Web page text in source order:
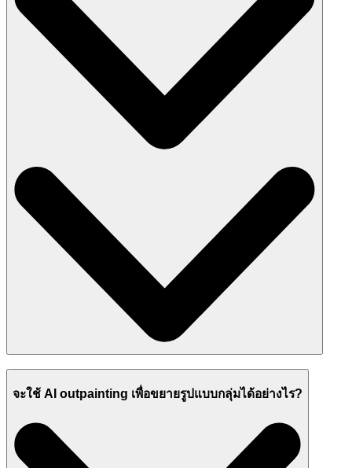
จะใช้ AI outpainting เพื่อขยายรูปแบบกลุ่มได้อย่างไร?